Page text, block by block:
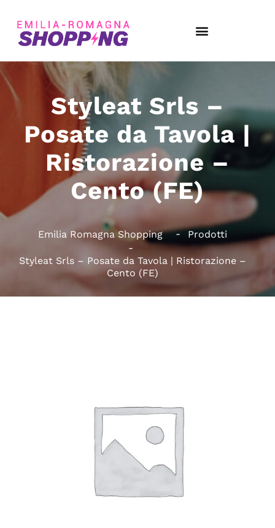
Styleat Srls –
Posate da Tavola |
Ristorazione –
Cento (FE)
Emilia Romagna Shopping Prodotti
Styleat Srls – Posate da Tavola | Ristorazione –
Cento (FE)